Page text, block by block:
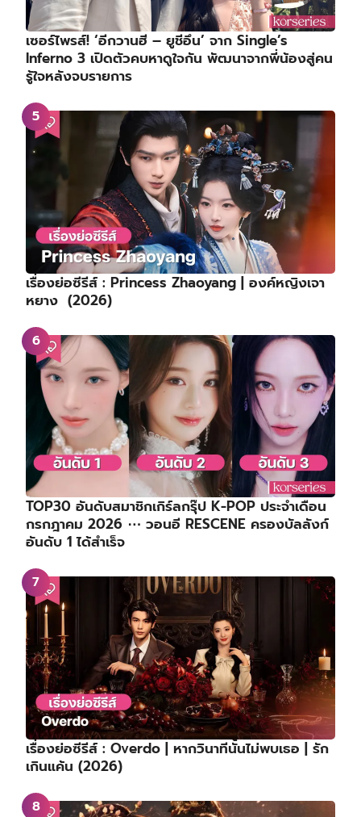
เซอร์ไพรส์! ‘อีกวานฮี – ยูชีอึน’ จาก Single’s
Inferno 3 เปิดตัวคบหาดูใจกัน พัฒนาจากพี่น้องสู่คน
รู้ใจหลังจบรายการ
เรื่องย่อซีรีส์ : Princess Zhaoyang | องค์หญิงเจา
หยาง (2026)
TOP30 อันดับสมาชิกเกิร์ลกรุ๊ป K-POP ประจำเดือน
กรกฎาคม 2026 ⋯ วอนอี RESCENE ครองบัลลังก์
อันดับ 1 ได้สำเร็จ
เรื่องย่อซีรีส์ : Overdo | หากวินาทีนั้นไม่พบเธอ | รัก
เกินแค้น (2026)